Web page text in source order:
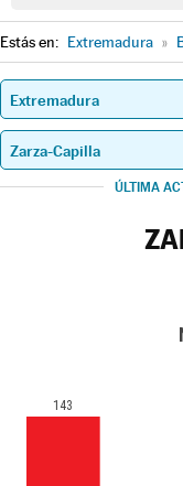
Estás en: Extremadura »
ÚLTIMA
143